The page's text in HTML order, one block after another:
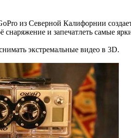
из Северной Калифорнии
снаряжение и запечатлеть самые
экстремальные видео в 3D.